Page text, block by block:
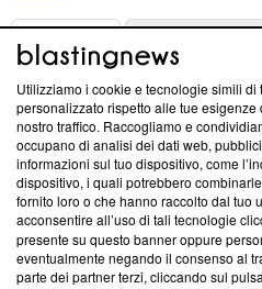
ABOUT
Questa sezione offre
News, sui nostri processi
creare news di qualità. Inoltre,
‘Trust Project - News with
ancora membro del programma,
parte; Trust Project non ha
conformità agli standard.
Su di noi
Utilizziamo i cookie e tecnologie simili
personalizzato rispetto alle tue
nostro traffico. Raccogliamo e
occupano di analisi dei dati web,
informazioni sul tuo dispositivo, come
dispositivo, i quali potrebbero
fornito loro o che hanno raccolto dal tuo
acconsentire all’uso di tali tecnologie
presente su questo banner oppure
eventualmente negando il consenso al
parte dei partner terzi, cliccando sul